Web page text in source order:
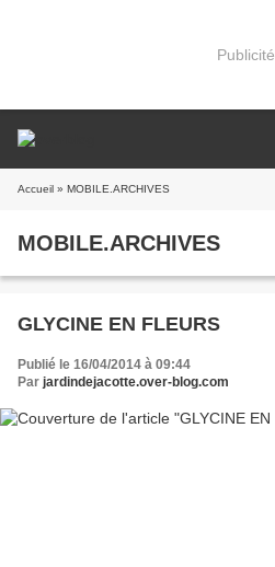
Publicité
Accueil » MOBILE.ARCHIVES
MOBILE.ARCHIVES
GLYCINE EN FLEURS
Publié le 16/04/2014 à 09:44
Par jardindejacotte.over-blog.com